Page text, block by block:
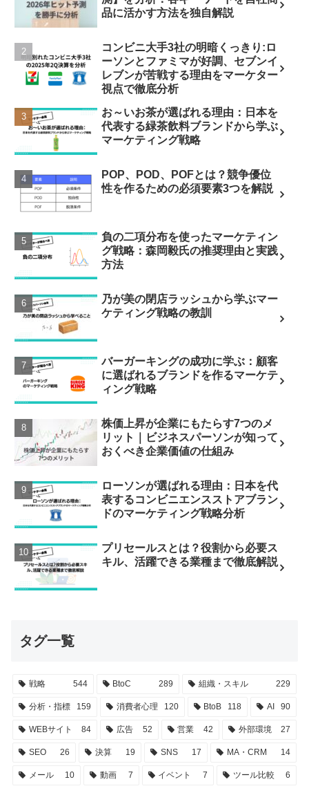
品に活かす方法を独自解説
コンビニ大手3社の明暗くっきり:ロ
ーソンとファミマが好調、セブンイ
レブンが苦戦する理由をマーケター
視点で徹底分析
お～いお茶が選ばれる理由：日本を
代表する緑茶飲料ブランドから学ぶ
マーケティング戦略
POP、POD、POFとは？競争優位
性を作るための必須要素3つを解説
負の二項分布を使ったマーケティン
グ戦略：森岡毅氏の推奨理由と実践
方法
乃が美の閉店ラッシュから学ぶマー
ケティング戦略の教訓
バーガーキングの成功に学ぶ：顧客
に選ばれるブランドを作るマーケテ
ィング戦略
株価上昇が企業にもたらす7つのメ
リット｜ビジネスパーソンが知って
おくべき企業価値の仕組み
ローソンが選ばれる理由：日本を代
表するコンビニエンスストアブラン
ドのマーケティング戦略分析
プリセールスとは？役割から必要ス
キル、活躍できる業種まで徹底解説
タグ一覧
戦略 544 BtoC 289 組織・スキル 229
分析・指標 159 消費者心理 120 BtoB 118 AI 90
WEBサイト 84 広告 52 営業 42 外部環境 27
SEO 26 決算 19 SNS 17 MA・CRM 14
メール 10 動画 7 イベント 7 ツール比較 6